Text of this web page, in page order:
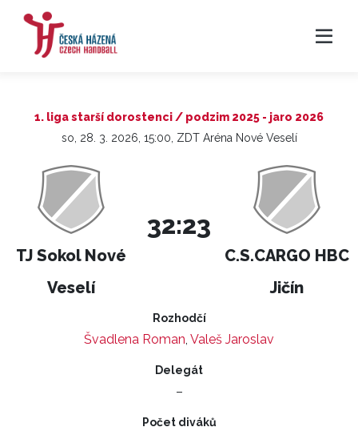
1. liga starší dorostenci / podzim 2025 - jaro 2026
so, 28. 3. 2026, 15:00, ZDT Aréna Nové Veselí
TJ Sokol Nové
Veselí
32:23
C.S.CARGO HBC
Jičín
Rozhodčí
Švadlena Roman, Valeš Jaroslav
Delegát
–
Počet diváků